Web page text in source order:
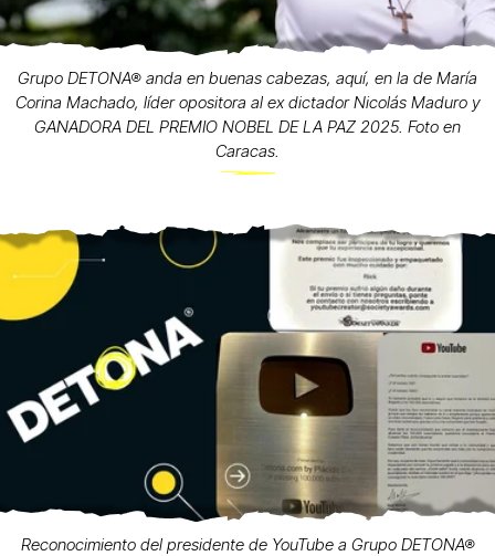
Grupo DETONA® anda en buenas cabezas, aquí, en la de María
Corina Machado, líder opositora al ex dictador Nicolás Maduro y
GANADORA DEL PREMIO NOBEL DE LA PAZ 2025. Foto en
Caracas.
Reconocimiento del presidente de YouTube a Grupo DETONA®